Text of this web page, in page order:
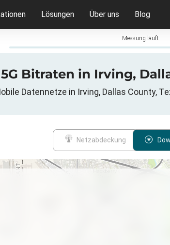
Lösungen Über uns Blog
Messung läuft
Bitraten in Irving,
Datennetze in Irving, Dallas County,
Netzabdeckung